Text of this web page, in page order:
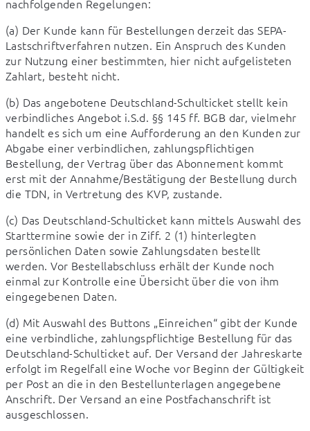
nachfolgenden Regelungen:
(a) Der Kunde kann für Bestellungen derzeit das SEPA-
Lastschriftverfahren nutzen. Ein Anspruch des Kunden
zur Nutzung einer bestimmten, hier nicht aufgelisteten
Zahlart, besteht nicht.
(b) Das angebotene Deutschland-Schulticket stellt kein
verbindliches Angebot i.S.d. §§ 145 ff. BGB dar, vielmehr
handelt es sich um eine Aufforderung an den Kunden zur
Abgabe einer verbindlichen, zahlungspflichtigen
Bestellung, der Vertrag über das Abonnement kommt
erst mit der Annahme/Bestätigung der Bestellung durch
die TDN, in Vertretung des KVP, zustande.
(c) Das Deutschland-Schulticket kann mittels Auswahl des
Starttermine sowie der in Ziff. 2 (1) hinterlegten
persönlichen Daten sowie Zahlungsdaten bestellt
werden. Vor Bestellabschluss erhält der Kunde noch
einmal zur Kontrolle eine Übersicht über die von ihm
eingegebenen Daten.
(d) Mit Auswahl des Buttons „Einreichen“ gibt der Kunde
eine verbindliche, zahlungspflichtige Bestellung für das
Deutschland-Schulticket auf. Der Versand der Jahreskarte
erfolgt im Regelfall eine Woche vor Beginn der Gültigkeit
per Post an die in den Bestellunterlagen angegebene
Anschrift. Der Versand an eine Postfachanschrift ist
ausgeschlossen.